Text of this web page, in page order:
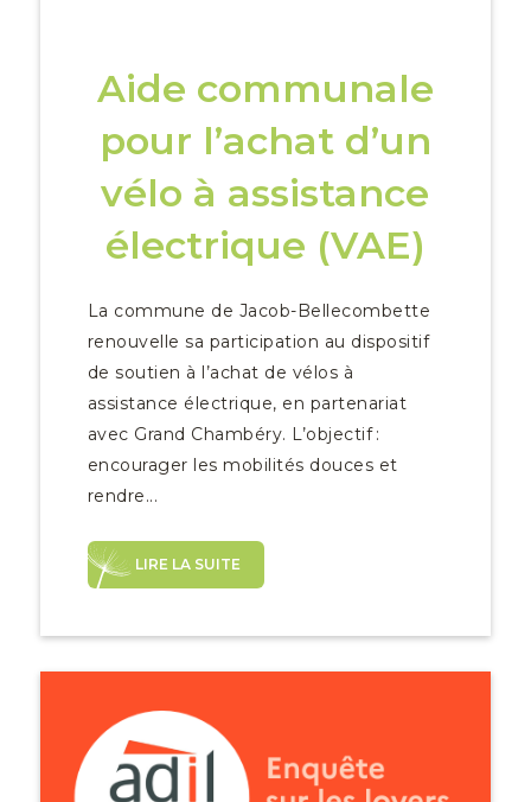
Aide communale
pour l’achat d’un
vélo à assistance
électrique (VAE)
La commune de Jacob-Bellecombette
renouvelle sa participation au dispositif
de soutien à l’achat de vélos à
assistance électrique, en partenariat
avec Grand Chambéry. L’objectif :
encourager les mobilités douces et
rendre...
LIRE LA SUITE